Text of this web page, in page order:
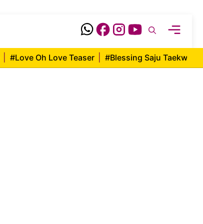
#Love Oh Love Teaser #Blessing Saju